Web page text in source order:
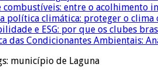
combustíveis: entre o
política climática: proteger o clima
e ESG: por que os clubes
das Condicionantes Ambientais:
município de Laguna